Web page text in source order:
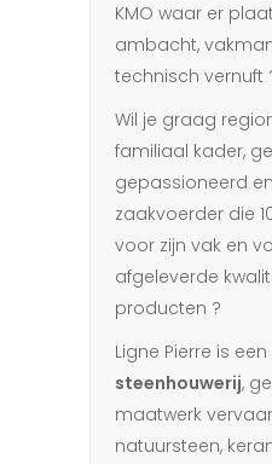
KMO waar er
ambacht,
technisch vernuft
Wil je graag
familiaal kader,
gepassioneerd
zaakvoerder die
voor zijn vak en
afgeleverde
producten ?
Ligne Pierre is een
steenhouwerij,
maatwerk
natuursteen,